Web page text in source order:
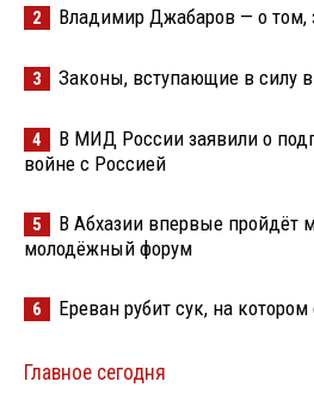
2 Владимир Джабаров — о том,
3 Законы, вступающие в силу в
4
В МИД России заявили о
войне с Россией
5
В Абхазии впервые пройдёт
молодёжный форум
6 Ереван рубит сук, на
Главное сегодня